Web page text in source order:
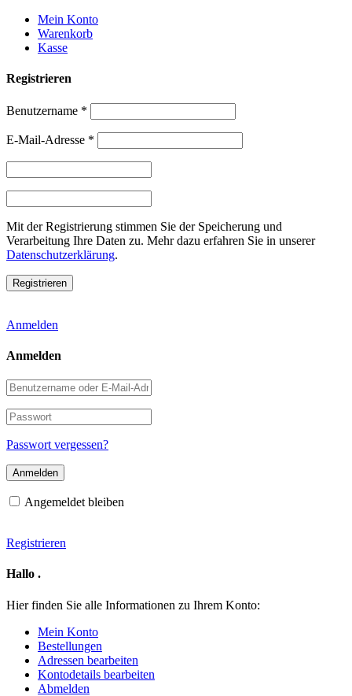
Weiter
zum
Inhalt
Mein Konto
Warenkorb
Kasse
Registrieren
Benutzername *
E-Mail-Adresse *
Mit der Registrierung stimmen Sie der Speicherung und
Verarbeitung Ihre Daten zu. Mehr dazu erfahren Sie in unserer
Datenschutzerklärung.
Anmelden
Anmelden
Benutzername
oder
E-
Mail-
Adresse
Passwort
Passwort vergessen?
Angemeldet bleiben
Registrieren
Hallo .
Hier finden Sie alle Informationen zu Ihrem Konto:
Mein Konto
Bestellungen
Adressen bearbeiten
Kontodetails bearbeiten
Abmelden